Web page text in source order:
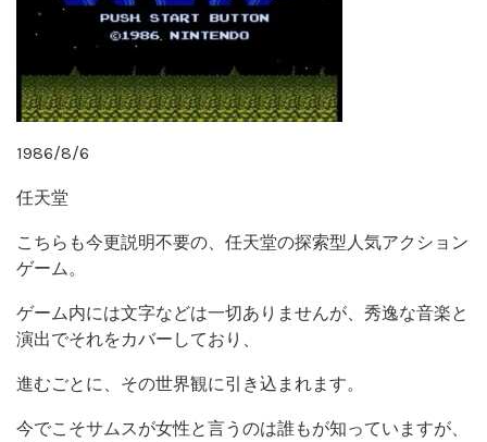
1986/8/6
任天堂
こちらも今更説明不要の、任天堂の探索型人気アクション
ゲーム。
ゲーム内には文字などは一切ありませんが、秀逸な音楽と
演出でそれをカバーしており、
進むごとに、その世界観に引き込まれます。
今でこそサムスが女性と言うのは誰もが知っていますが、